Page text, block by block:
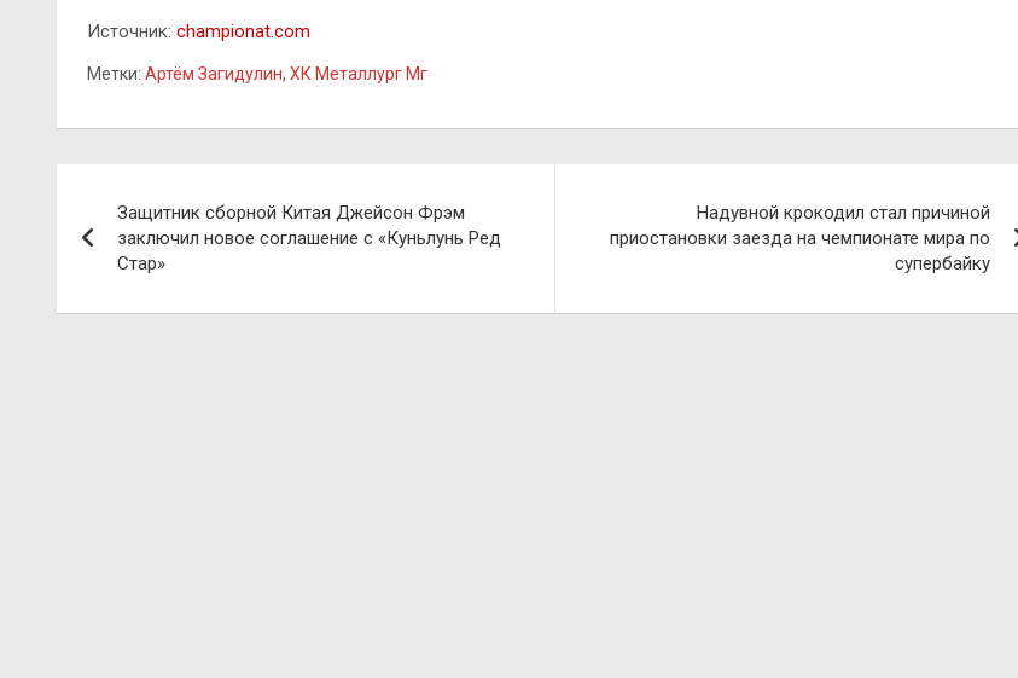
Источник: championat.com
Метки: Артём Загидулин, ХК Металлург Мг
по
записям
Защитник сборной Китая Джейсон Фрэм
заключил новое соглашение с «Куньлунь Ред
Стар»
Надувной крокодил стал причиной
приостановки заезда на чемпионате мира по
супербайку